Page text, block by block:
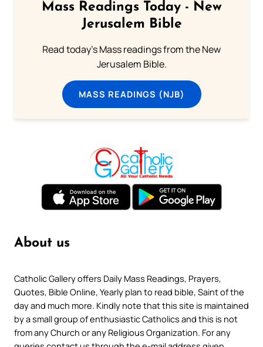
Mass Readings Today - New
Jerusalem Bible
Read today's Mass readings from the New
Jerusalem Bible.
MASS READINGS (NJB)
About us
Catholic Gallery offers Daily Mass Readings, Prayers,
Quotes, Bible Online, Yearly plan to read bible, Saint of the
day and much more. Kindly note that this site is maintained
by a small group of enthusiastic Catholics and this is not
from any Church or any Religious Organization. For any